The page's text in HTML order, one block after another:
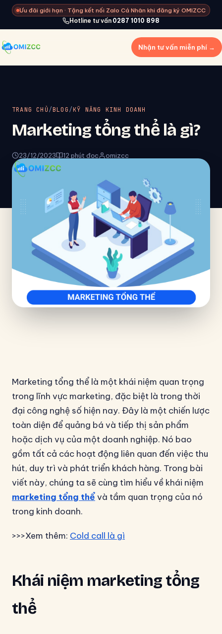
Ưu đãi giới hạn · Tặng kết nối Zalo Cá Nhân khi đăng ký OMIZCC
Hotline tư vấn 0287 1010 898
Nhận tư vấn miễn phí →
TRANG CHỦ/BLOG/KỸ NĂNG KINH DOANH
Marketing tổng thể là gì?
23/12/2023 12 phút đọc omizcc
Marketing tổng thể là một khái niệm quan trọng
trong lĩnh vực marketing, đặc biệt là trong thời
đại công nghệ số hiện nay. Đây là một chiến lược
toàn diện để quảng bá và tiếp thị sản phẩm
hoặc dịch vụ của một doanh nghiệp. Nó bao
gồm tất cả các hoạt động liên quan đến việc thu
hút, duy trì và phát triển khách hàng. Trong bài
viết này, chúng ta sẽ cùng tìm hiểu về khái niệm
marketing tổng thểvà tầm quan trọng của nó
trong kinh doanh.
>>>Xem thêm: Cold call là gì
Khái niệm marketing tổng
thể